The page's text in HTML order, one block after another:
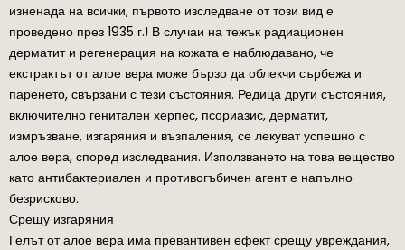
изненада на всички, първото изследване от този вид е
проведено през 1935 г.! В случаи на тежък радиационен
дерматит и регенерация на кожата е наблюдавано, че
екстрактът от алое вера може бързо да облекчи сърбежа и
паренето, свързани с тези състояния. Редица други състояния,
включително генитален херпес, псориазис, дерматит,
измръзване, изгаряния и възпаления, се лекуват успешно с
алое вера, според изследвания. Използването на това вещество
като антибактериален и противогъбичен агент е напълно
безрисково.
Срещу изгаряния
Гелът от алое вера има превантивен ефект срещу увреждания,